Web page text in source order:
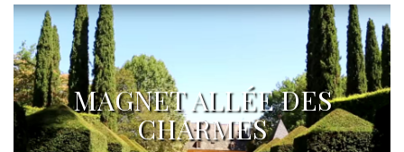
MAGNET ALLÉE DES
CHARMES